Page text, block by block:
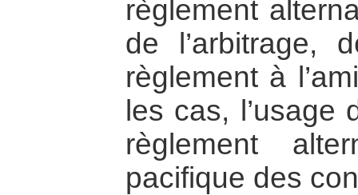
règlement
de l’arbitrage,
règlement à
les cas,
règlement
pacifique des